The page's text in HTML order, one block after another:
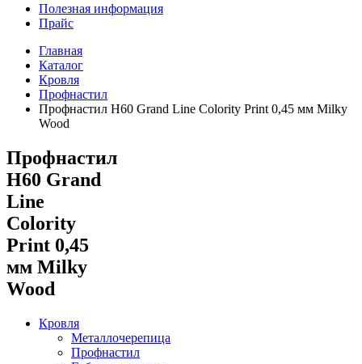
Полезная информация
Прайс
Главная
Каталог
Кровля
Профнастил
Профнастил Н60 Grand Line Colority Print 0,45 мм Milky
Wood
Профнастил
Н60 Grand
Line
Colority
Print 0,45
мм Milky
Wood
Кровля
Металлочерепица
Профнастил